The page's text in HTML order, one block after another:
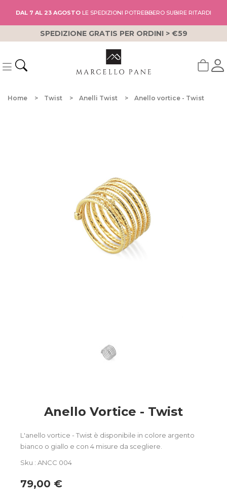
DAL 7 AL 23 AGOSTO LE SPEDIZIONI POTREBBERO SUBIRE RITARDI
SPEDIZIONE GRATIS PER ORDINI > €59
Home Twist Anelli Twist Anello vortice - Twist
Anello Vortice - Twist
L'anello vortice - Twist è disponibile in colore argento
bianco o giallo e con 4 misure da scegliere.
Sku : ANCC 004
79,00 €